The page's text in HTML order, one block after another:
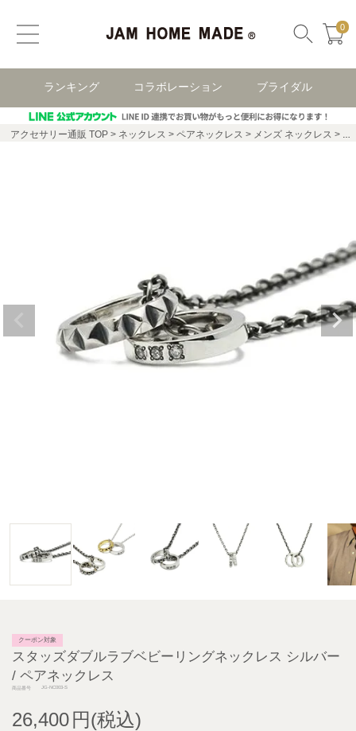
0
ランキング コラボレーション ブライダル
アクセサリー通販 TOP ネックレス ペアネックレス メンズ ネックレス ス
クーポン対象
スタッズダブルラブベビーリングネックレス シルバー
/ ペアネックレス
商品番号 JG-NC003-S
26,400